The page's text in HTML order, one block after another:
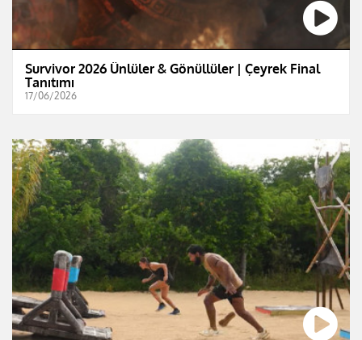
Survivor 2026 Ünlüler & Gönüllüler | Çeyrek Final
Tanıtımı
17/06/2026